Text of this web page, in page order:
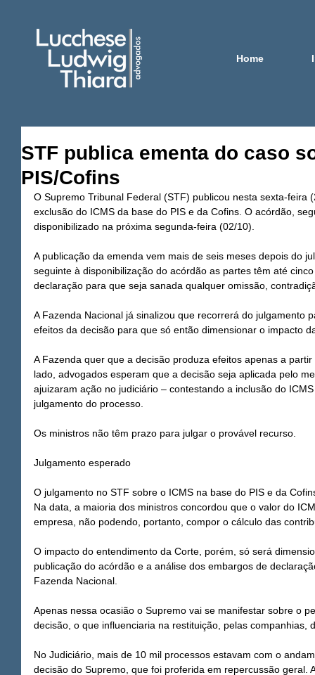
Home
STF publica ementa do caso
PIS/Cofins
O Supremo Tribunal Federal (STF) publicou nesta sexta-
exclusão do ICMS da base do PIS e da Cofins. O acórdão,
disponibilizado na próxima segunda-feira (02/10).
A publicação da emenda vem mais de seis meses depois do
seguinte à disponibilização do acórdão as partes têm até
declaração para que seja sanada qualquer omissão,
A Fazenda Nacional já sinalizou que recorrerá do julgamento
efeitos da decisão para que só então dimensionar o impacto
A Fazenda quer que a decisão produza efeitos apenas a
lado, advogados esperam que a decisão seja aplicada pelo
ajuizaram ação no judiciário – contestando a inclusão do
julgamento do processo.
Os ministros não têm prazo para julgar o provável recurso.
Julgamento esperado
O julgamento no STF sobre o ICMS na base do PIS e da
Na data, a maioria dos ministros concordou que o valor do
empresa, não podendo, portanto, compor o cálculo das
O impacto do entendimento da Corte, porém, só será
publicação do acórdão e a análise dos embargos de
Fazenda Nacional.
Apenas nessa ocasião o Supremo vai se manifestar sobre o
decisão, o que influenciaria na restituição, pelas companhias,
No Judiciário, mais de 10 mil processos estavam com o
decisão do Supremo, que foi proferida em repercussão geral.